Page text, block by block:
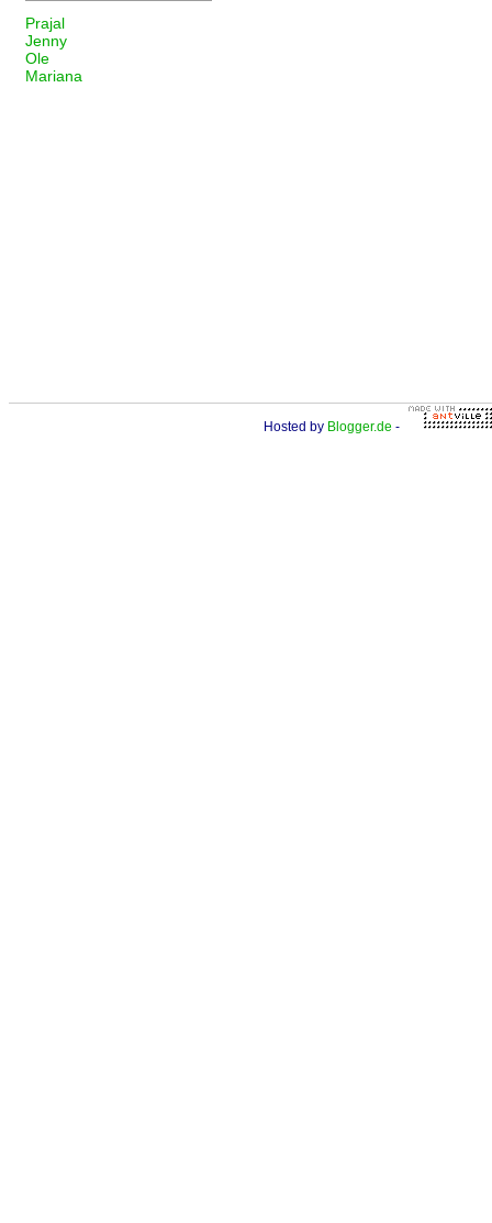
Prajal
Jenny
Ole
Mariana
Hosted by Blogger.de -